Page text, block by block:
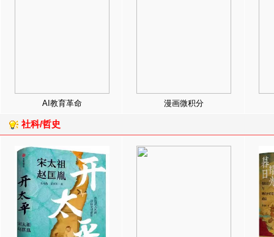
AI教育革命 漫画微积分
社科/哲史